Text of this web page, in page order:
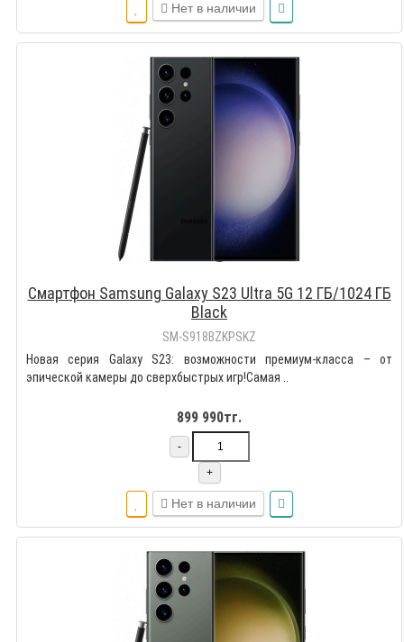
Нет в наличии
Смартфон Samsung Galaxy S23 Ultra 5G 12 ГБ/1024 ГБ
Black
SM-S918BZKPSKZ
Новая серия Galaxy S23: возможности премиум-класса – от
эпической камеры до сверхбыстрых игр!Самая ..
899 990тг.
-
+
Нет в наличии